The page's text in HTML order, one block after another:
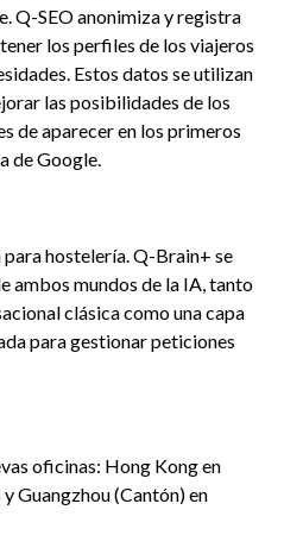
Q-SEO anonimiza y registra
los perfiles de los viajeros
Estos datos se utilizan
las posibilidades de los
de aparecer en los primeros
de Google.
hostelería. Q-Brain+ se
ambos mundos de la IA, tanto
clásica como una capa
para gestionar peticiones
oficinas: Hong Kong en
Guangzhou (Cantón) en